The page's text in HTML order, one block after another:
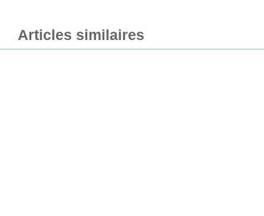
Articles similaires